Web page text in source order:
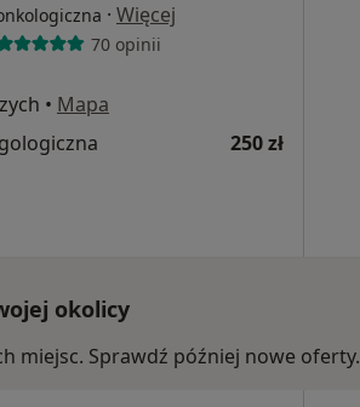
· Więcej
70 opinii
• Mapa
250 zł
okolicy
miejsc. Sprawdź później nowe oferty.